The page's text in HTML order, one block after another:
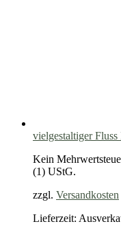
vielgestaltiger
Kein
(1) UStG.
zzgl. Versandkosten
Lieferzeit: